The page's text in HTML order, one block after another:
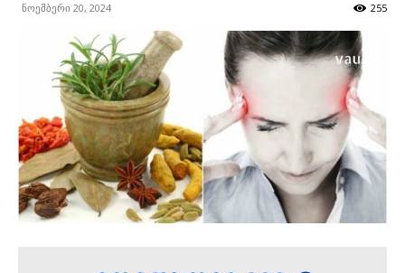
ნოემბერი 20, 2024 255